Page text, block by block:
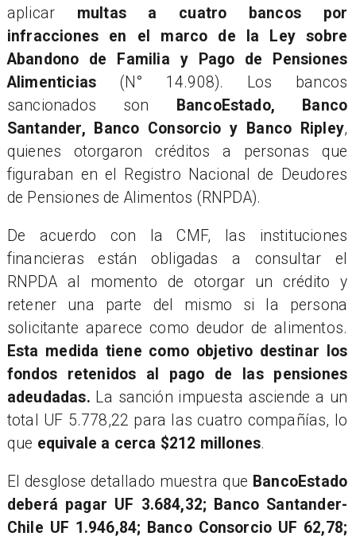
aplicar multas a cuatro bancos por
infracciones en el marco de la Ley sobre
Abandono de Familia y Pago de Pensiones
Alimenticias (N° 14.908). Los bancos
sancionados son
BancoEstado, Banco
Santander, Banco Consorcio y Banco Ripley,
quienes otorgaron créditos a personas que
figuraban en el Registro Nacional de Deudores
de Pensiones de Alimentos (RNPDA).
De acuerdo con la CMF, las instituciones
financieras están obligadas a consultar el
RNPDA al momento de otorgar un crédito y
retener una parte del mismo si la persona
solicitante aparece como deudor de alimentos.
Esta medida tiene como objetivo destinar los
fondos retenidos al pago de las pensiones
adeudadas. La sanción impuesta asciende a un
total UF 5.778,22 para las cuatro compañías, lo
que equivale a cerca $212 millones.
El desglose detallado muestra que BancoEstado
deberá pagar UF 3.684,32; Banco Santander-
Chile UF 1.946,84; Banco Consorcio UF 62,78;